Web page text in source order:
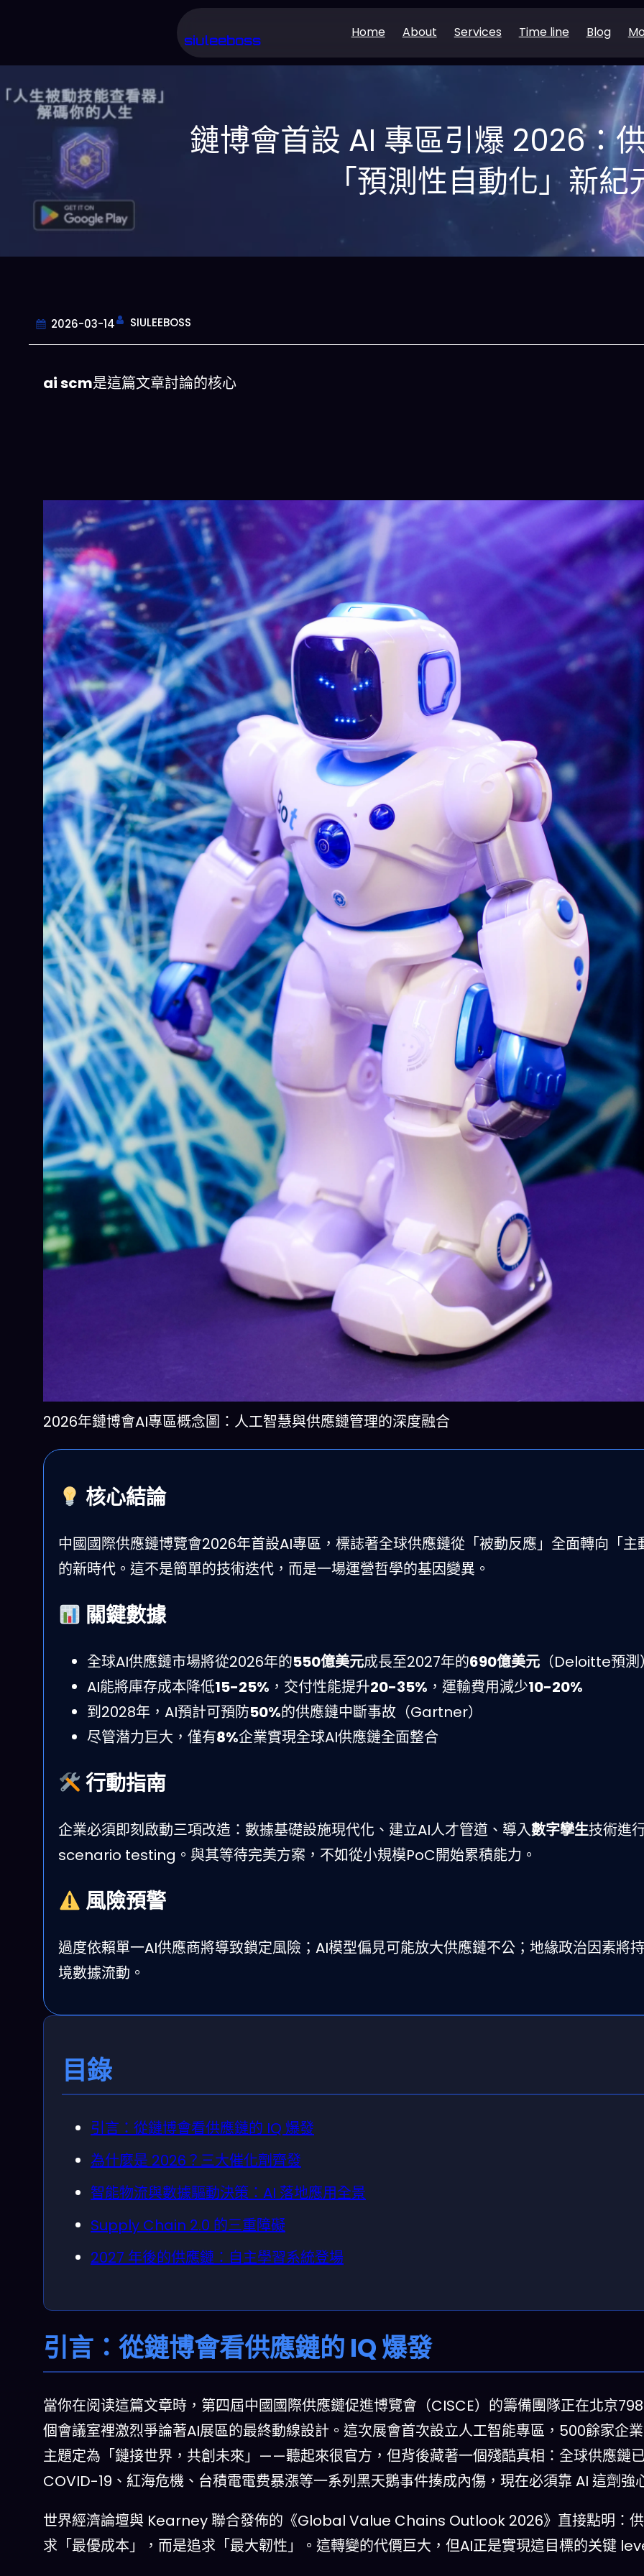
主
要
siuleeboss Home About Services Time line Blog
鏈博會首設 AI 專區引爆 2026：
「預測性自動化」新紀
2026-03-14 SIULEEBOSS
ai scm是這篇文章討論的核心
2026年鏈博會AI專區概念圖：人工智慧與供應鏈管理的深度融合
核心結論
中國國際供應鏈博覽會2026年首設AI專區，標誌著全球供應鏈從「被動反應」全面轉向「主
的新時代。這不是簡單的技術迭代，而是一場運營哲學的基因變異。
關鍵數據
全球AI供應鏈市場將從2026年的550億美元成長至2027年的690億美元 （Deloitte預測
AI能將庫存成本降低15-25% ，交付性能提升20-35% ，運輸費用減少10-20%
到2028年，AI預計可預防50%的供應鏈中斷事故（Gartner）
尽管潜力巨大，僅有8%企業實現全球AI供應鏈全面整合
行動指南
企業必須即刻啟動三項改造：數據基礎設施現代化、建立AI人才管道、導入數字孿生技術進
scenario testing。與其等待完美方案，不如從小規模PoC開始累積能力。
風險預警
過度依賴單一AI供應商將導致鎖定風險；AI模型偏見可能放大供應鏈不公；地緣政治因素將
境數據流動。
目錄
引言：從鏈博會看供應鏈的 IQ 爆發
為什麼是 2026？三大催化劑齊發
智能物流與數據驅動決策：AI 落地應用全景
Supply Chain 2.0 的三重障礙
2027 年後的供應鏈：自主學習系統登場
引言：從鏈博會看供應鏈的 IQ 爆發
當你在阅读這篇文章時，第四屆中國國際供應鏈促進博覽會（CISCE）的籌備團隊正在北京
個會議室裡激烈爭論著AI展區的最終動線設計。這次展會首次設立人工智能專區，500餘家企
主題定為「鏈接世界，共創未來」——聽起來很官方，但背後藏著一個殘酷真相：全球供應鏈
COVID-19、紅海危機、台積電電费暴漲等一系列黑天鵝事件揍成內傷，現在必須靠 AI 這劑強
世界經濟論壇與 Kearney 聯合發佈的《Global Value Chains Outlook 2026》直接點明：
求「最優成本」，而是追求「最大韌性」。這轉變的代價巨大，但AI正是實現這目標的关键
今晚吃什麽
一鍵配搭出三餸一湯的完美晚餐組合,以後免除晚餐吃什麽的煩
惱
立即下載
人生被動技能查看器
結合全球4大玄學系統(生辰八字、紫微斗數、西
吠陀)將你的天賦以被動技能呈現！簡單易懂!
立即下載